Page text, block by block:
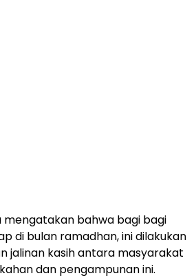
mengatakan bahwa bagi bagi
di bulan ramadhan, ini dilakukan
jalinan kasih antara masyarakat
dan pengampunan ini.